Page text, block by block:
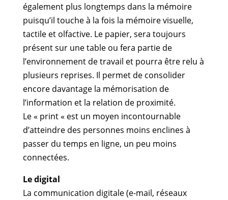
également plus longtemps dans la mémoire
puisqu’il touche à la fois la mémoire visuelle,
tactile et olfactive. Le papier, sera toujours
présent sur une table ou fera partie de
l’environnement de travail et pourra être relu à
plusieurs reprises. Il permet de consolider
encore davantage la mémorisation de
l’information et la relation de proximité.
Le « print « est un moyen incontournable
d’atteindre des personnes moins enclines à
passer du temps en ligne, un peu moins
connectées.
Le digital
La communication digitale (e-mail, réseaux